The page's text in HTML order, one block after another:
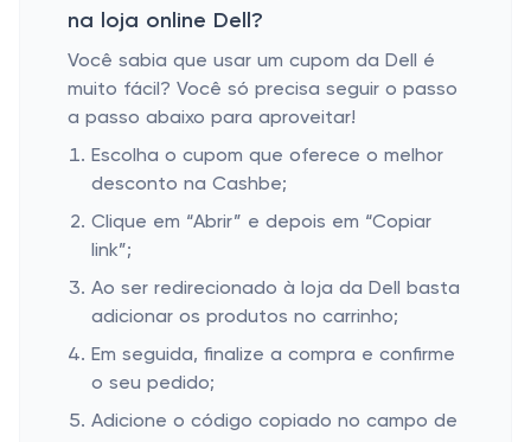
na loja online Dell?
Você sabia que usar um cupom da Dell é
muito fácil? Você só precisa seguir o passo
a passo abaixo para aproveitar!
Escolha o cupom que oferece o melhor
desconto na Cashbe;
Clique em “Abrir” e depois em “Copiar
link”;
Ao ser redirecionado à loja da Dell basta
adicionar os produtos no carrinho;
Em seguida, finalize a compra e confirme
o seu pedido;
Adicione o código copiado no campo de